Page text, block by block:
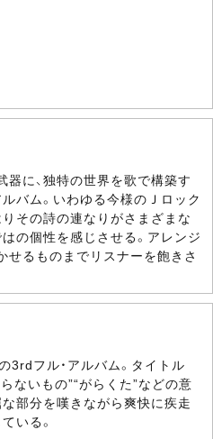
に、独特の世界を歌で構築す
バム。いわゆる今様のＪロック
その詩の連なりがさまざまな
の個性を感じさせる。アレンジ
せるものまでリスナーを飽きさ
フル・アルバム。タイトル
ないもの”“がらくた”などの意
部分を嘆きながら爽快に疾走
いる。